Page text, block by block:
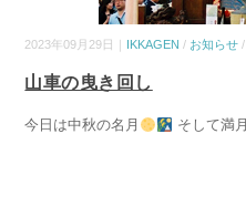
2023年09月29日｜ IKKAGEN / お知らせ /
山車の曳き回し
今日は中秋の名月 そして満月